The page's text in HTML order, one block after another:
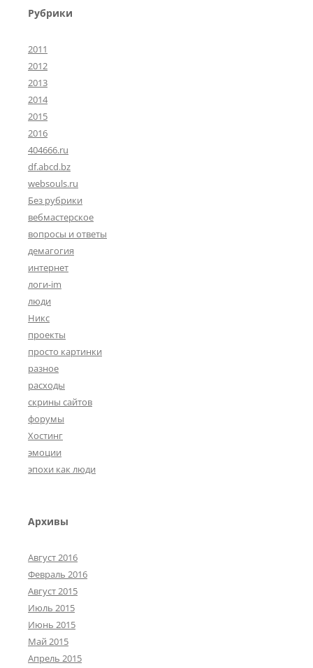
Рубрики
2011
2012
2013
2014
2015
2016
404666.ru
df.abcd.bz
websouls.ru
Без рубрики
вебмастерское
вопросы и ответы
демагогия
интернет
логи-im
люди
Никс
проекты
просто картинки
разное
расходы
скрины сайтов
форумы
Хостинг
эмоции
эпохи как люди
Архивы
Август 2016
Февраль 2016
Август 2015
Июль 2015
Июнь 2015
Май 2015
Апрель 2015